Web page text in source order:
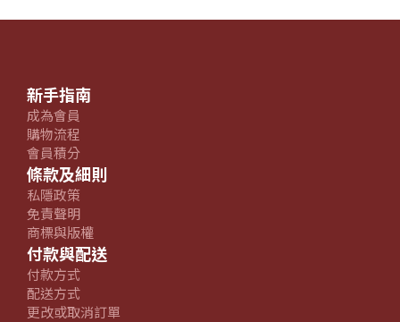
新手指南
成為會員
購物流程
會員積分
條款及細則
私隱政策
免責聲明
商標與版權
付款與配送
付款方式
配送方式
更改或取消訂單